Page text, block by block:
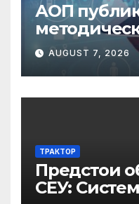
АОП
връзка с
AUGUST 7, 2026
ТРАКТОР
Предстои
СЕУ: